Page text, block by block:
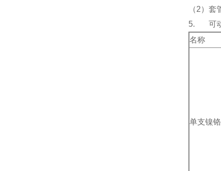
（2）
5. 可动
名称
单支镍